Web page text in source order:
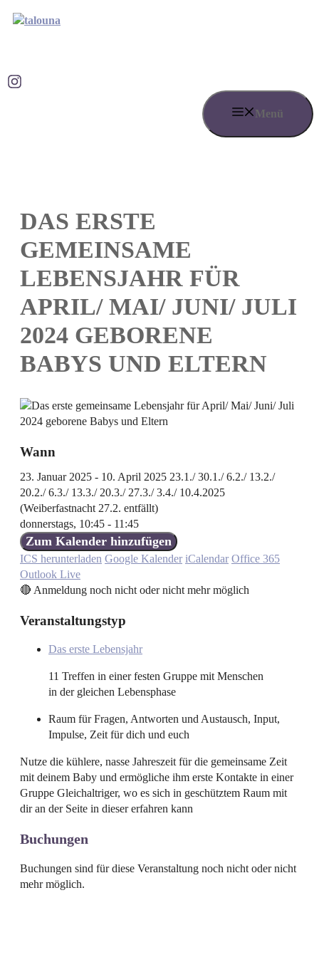
Zum
Inhalt
Talouna bei Instagram
Menü
DAS ERSTE
GEMEINSAME
LEBENSJAHR FÜR
APRIL/ MAI/ JUNI/ JULI
2024 GEBORENE
BABYS UND ELTERN
Wann
23. Januar 2025 - 10. April 2025 23.1./ 30.1./ 6.2./ 13.2./
20.2./ 6.3./ 13.3./ 20.3./ 27.3./ 3.4./ 10.4.2025
(Weiberfastnacht 27.2. entfällt)
donnerstags, 10:45 - 11:45
Zum Kalender hinzufügen
ICS herunterladen Google Kalender iCalendar Office 365
Outlook Live
🔴 Anmeldung noch nicht oder nicht mehr möglich
Veranstaltungstyp
Das erste Lebensjahr
11 Treffen in einer festen Gruppe mit Menschen
in der gleichen Lebensphase
Raum für Fragen, Antworten und Austausch, Input,
Impulse, Zeit für dich und euch
Nutze die kühlere, nasse Jahreszeit für die gemeinsame Zeit
mit deinem Baby und ermögliche ihm erste Kontakte in einer
Gruppe Gleichaltriger, wo es sich in geschütztem Raum mit
dir an der Seite in dieser erfahren kann
Buchungen
Buchungen sind für diese Veranstaltung noch nicht oder nicht
mehr möglich.